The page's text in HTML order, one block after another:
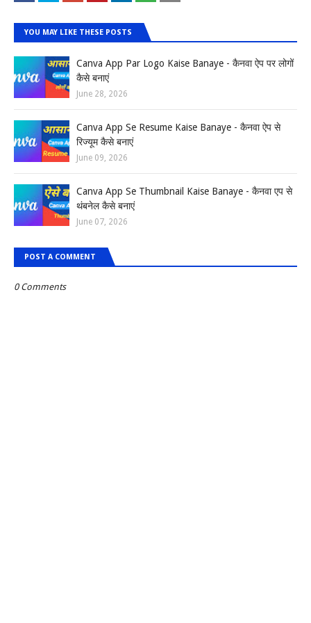
YOU MAY LIKE THESE POSTS
Canva App Par Logo Kaise Banaye - कैनवा ऐप पर लोगों
कैसे बनाएं
June 28, 2026
Canva App Se Resume Kaise Banaye - कैनवा ऐप से
रिज्यूम कैसे बनाएं
June 09, 2026
Canva App Se Thumbnail Kaise Banaye - कैनवा एप से
थंबनेल कैसे बनाएं
June 07, 2026
POST A COMMENT
0 Comments